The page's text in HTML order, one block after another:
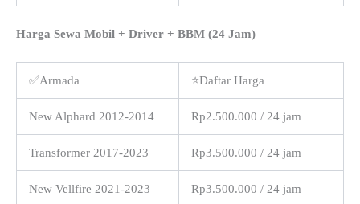
Harga Sewa Mobil + Driver + BBM (24 Jam)
✅Armada ⭐Daftar Harga
New Alphard 2012-2014 Rp2.500.000 / 24 jam
Transformer 2017-2023 Rp3.500.000 / 24 jam
New Vellfire 2021-2023 Rp3.500.000 / 24 jam